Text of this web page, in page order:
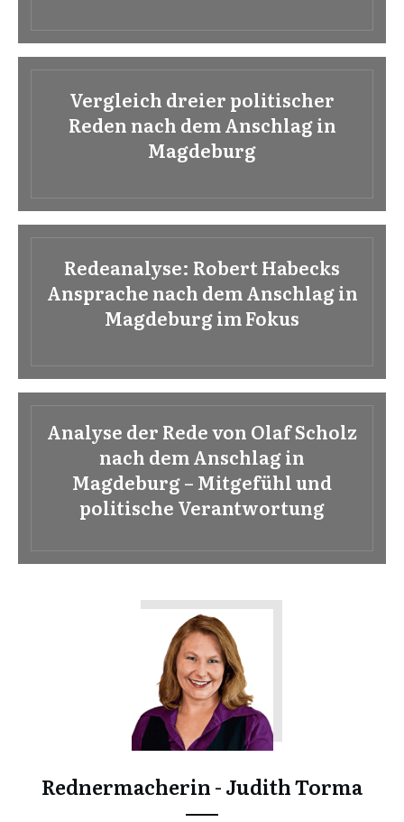
Vergleich dreier politischer
Reden nach dem Anschlag in
Magdeburg
Redeanalyse: Robert Habecks
Ansprache nach dem Anschlag in
Magdeburg im Fokus
Analyse der Rede von Olaf Scholz
nach dem Anschlag in
Magdeburg – Mitgefühl und
politische Verantwortung
Rednermacherin - Judith Torma